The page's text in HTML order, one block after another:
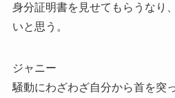
身分証明書を見せてもらうなり
いと思う。
ジャニー
騒動にわざわざ自分から首を突